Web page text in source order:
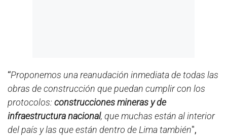
“Proponemos una reanudación inmediata de todas las
obras de construcción que puedan cumplir con los
protocolos: construcciones mineras y de
infraestructura nacional, que muchas están al interior
del país y las que están dentro de Lima también",